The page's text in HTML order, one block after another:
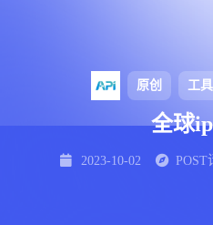
原创 工具
全球
2023-10-02 POST